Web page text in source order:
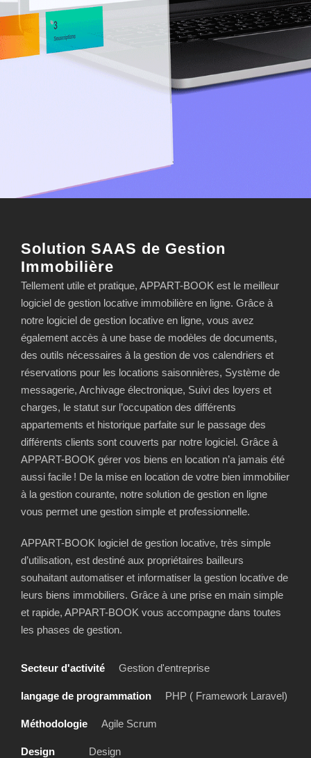
Solution SAAS de Gestion
Immobilière
Tellement utile et pratique, APPART-BOOK est le meilleur
logiciel de gestion locative immobilière en ligne. Grâce à
notre logiciel de gestion locative en ligne, vous avez
également accès à une base de modèles de documents,
des outils nécessaires à la gestion de vos calendriers et
réservations pour les locations saisonnières, Système de
messagerie, Archivage électronique, Suivi des loyers et
charges, le statut sur l’occupation des différents
appartements et historique parfaite sur le passage des
différents clients sont couverts par notre logiciel. Grâce à
APPART-BOOK gérer vos biens en location n’a jamais été
aussi facile ! De la mise en location de votre bien immobilier
à la gestion courante, notre solution de gestion en ligne
vous permet une gestion simple et professionnelle.
APPART-BOOK logiciel de gestion locative, très simple
d’utilisation, est destiné aux propriétaires bailleurs
souhaitant automatiser et informatiser la gestion locative de
leurs biens immobiliers. Grâce à une prise en main simple
et rapide, APPART-BOOK vous accompagne dans toutes
les phases de gestion.
Secteur d'activité Gestion d'entreprise
langage de programmation PHP ( Framework Laravel)
Méthodologie Agile Scrum
Design Design